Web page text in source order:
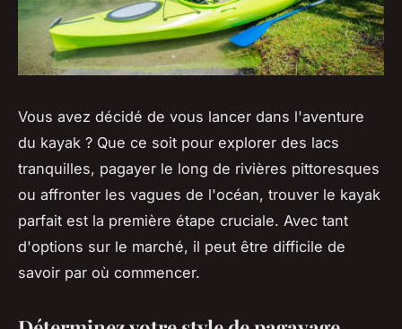
Vous avez décidé de vous lancer dans l'aventure
du kayak ? Que ce soit pour explorer des lacs
tranquilles, pagayer le long de rivières pittoresques
ou affronter les vagues de l'océan, trouver le kayak
parfait est la première étape cruciale. Avec tant
d'options sur le marché, il peut être difficile de
savoir par où commencer.